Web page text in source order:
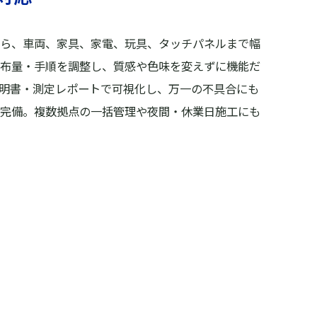
、車両、家具、家電、玩具、タッチパネルまで幅
量・手順を調整し、質感や色味を変えずに機能だ
書・測定レポートで可視化し、万一の不具合にも
備。複数拠点の一括管理や夜間・休業日施工にも